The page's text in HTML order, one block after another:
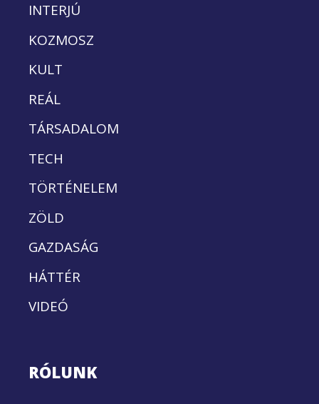
INTERJÚ
KOZMOSZ
KULT
REÁL
TÁRSADALOM
TECH
TÖRTÉNELEM
ZÖLD
GAZDASÁG
HÁTTÉR
VIDEÓ
RÓLUNK